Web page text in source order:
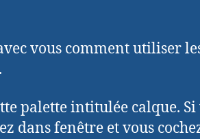
vous comment utiliser
palette intitulée calque. Si
dans fenêtre et vous